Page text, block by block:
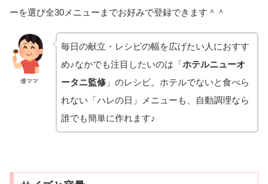
ーを選び全30メニューまでお好みで登録できます＾＾
優ママ
毎日の献立・レシピの幅を広げたい人におすす
め♪なかでも注目したいのは「ホテルニューオ
ータニ監修」のレシピ。ホテルでないと食べら
れない「ハレの日」メニューも、自動調理なら
誰でも簡単に作れます♪